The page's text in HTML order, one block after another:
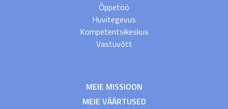
Õppetöö
Huvitegevus
Kompetentsikeskus
Vastuvõtt
MEIE MISSIOON
MEIE VÄÄRTUSED